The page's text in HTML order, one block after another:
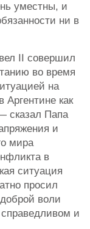
уместны, и
ни в
II совершил
во время
на
Аргентине как
сказал Папа
и
мира
в
ситуация
просил
воли
и